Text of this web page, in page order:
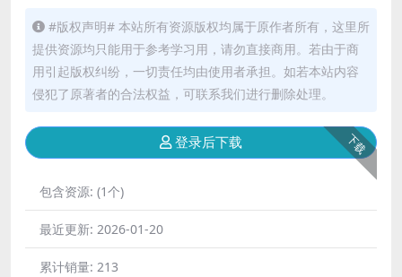
#版权声明# 本站所有资源版权均属于原作者所有，这里所
提供资源均只能用于参考学习用，请勿直接商用。若由于商
用引起版权纠纷，一切责任均由使用者承担。如若本站内容
侵犯了原著者的合法权益，可联系我们进行删除处理。
下载
登录后下载
包含资源: (1个)
最近更新: 2026-01-20
累计销量: 213